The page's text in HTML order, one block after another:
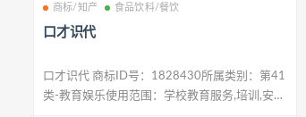
商标/知产 食品饮料/餐饮
口才识代
口才识代 商标ID号：1828430所属类别：第41
类-教育娱乐使用范围：学校教育服务,培训,安排